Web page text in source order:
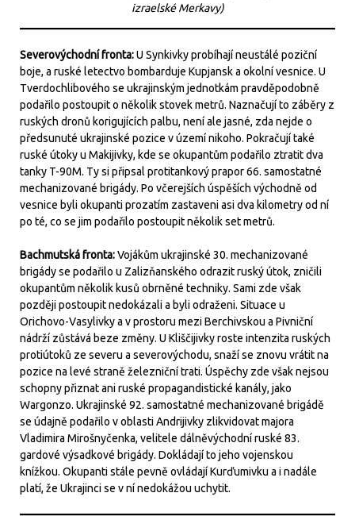
izraelské Merkavy)
Severovýchodní fronta:U Synkivky probíhají neustálé poziční
boje, a ruské letectvo bombarduje Kupjansk a okolní vesnice. U
Tverdochlibového se ukrajinským jednotkám pravděpodobně
podařilo postoupit o několik stovek metrů. Naznačují to záběry z
ruských dronů korigujících palbu, není ale jasné, zda nejde o
předsunuté ukrajinské pozice v území nikoho. Pokračují také
ruské útoky u Makijivky, kde se okupantům podařilo ztratit dva
tanky T-90M. Ty si připsal protitankový prapor 66. samostatné
mechanizované brigády. Po včerejších úspěších východně od
vesnice byli okupanti prozatím zastaveni asi dva kilometry od ní
po té, co se jim podařilo postoupit několik set metrů.
Bachmutská fronta:Vojákům ukrajinské 30. mechanizované
brigády se podařilo u Zalizňanského odrazit ruský útok, zničili
okupantům několik kusů obrněné techniky. Sami zde však
později postoupit nedokázali a byli odraženi. Situace u
Orichovo-Vasylivky a v prostoru mezi Berchivskou a Pivniční
nádrží zůstává beze změny. U Kliščijivky roste intenzita ruských
protiútoků ze severu a severovýchodu, snaží se znovu vrátit na
pozice na levé straně železniční trati. Úspěchy zde však nejsou
schopny přiznat ani ruské propagandistické kanály, jako
Wargonzo. Ukrajinské 92. samostatné mechanizované brigádě
se údajně podařilo v oblasti Andrijivky zlikvidovat majora
Vladimira Mirošnyčenka, velitele dálněvýchodní ruské 83.
gardové výsadkové brigády. Dokládají to jeho vojenskou
knížkou. Okupanti stále pevně ovládají Kurďumivku a i nadále
platí, že Ukrajinci se v ní nedokážou uchytit.